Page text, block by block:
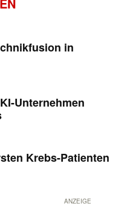
in
Unternehmen
Krebs-Patienten
ANZEIGE